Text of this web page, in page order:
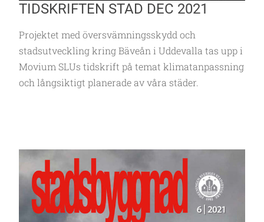
TIDSKRIFTEN STAD DEC 2021
Projektet med översvämningsskydd och
stadsutveckling kring Bäveån i Uddevalla tas upp i
Movium SLUs tidskrift på temat klimatanpassning
och långsiktigt planerade av våra städer.